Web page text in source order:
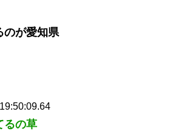
のが愛知県
るの草